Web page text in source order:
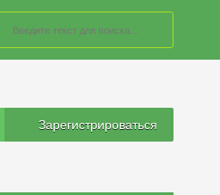
Зарегистрироваться